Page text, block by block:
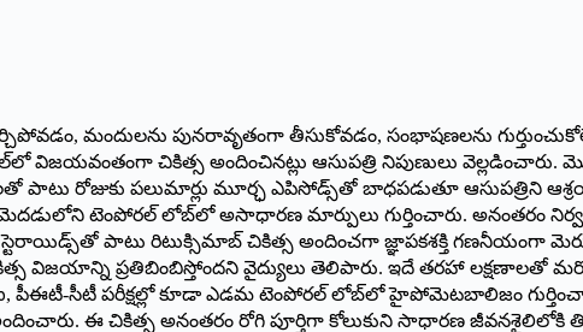
మర్చిపోవడం, మందులను పునరావృతంగా తీసుకోవడం, సంభాషణలను
చికిత్స అందించినట్లు ఆసుపత్రి నిపుణులు వెల్లడించారు.
రోజుకు పలుమార్లు మూర్ఛ ఎపిసోడ్స్‌తో బాధపడుతూ ఆసుపత్రిని
టెంపోరల్ లోబ్‌లో అసాధారణ మార్పులు గుర్తించారు. అనంతరం
పాటు రిటుక్సిమాబ్ చికిత్స అందించగా జ్ఞాపకశక్తి గణనీయంగా
చికిత్స విజయాన్ని ప్రతిబింబిస్తోందని వైద్యులు తెలిపారు. ఇదే తరహా
పీఈటీ-సీటీ పరీక్షల్లో కూడా ఎడమ టెంపోరల్ లోబ్‌లో హైపోమెటబాలిజం
ఈ చికిత్స అనంతరం రోగి పూర్తిగా కోలుకుని సాధారణ జీవనశైలిలోకి